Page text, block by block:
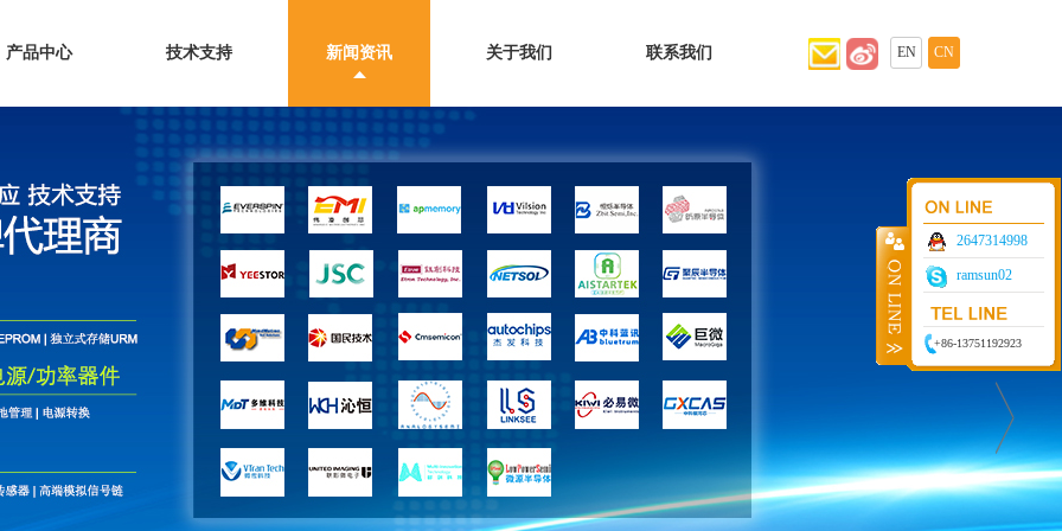
产品中心 技术支持 新闻资讯 关于我们 联系我们 EN CN
2647314998
ramsun02
+86-13751192923